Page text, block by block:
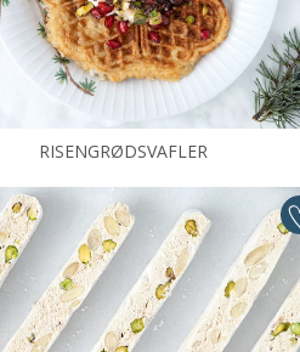
RISENGRØDSVAFLER